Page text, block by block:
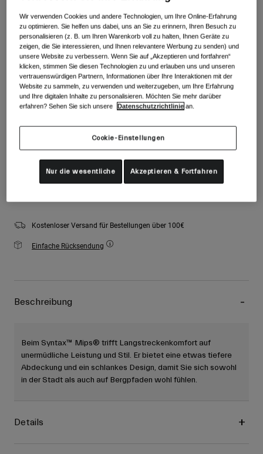
Goggles
Handschuhe
Ersatzteile
Alle anzeigen
Alle anzeigen
Verwendungszweck
All Mountain
Backcountry
Alle anzeigen
Farben -Stein
Größe Größentabelle
S M L
Zum Warenkorb hinzufügen
Kostenloser Versand für Bestellungen über 100€
Einfache Rücksendung
Beschreibung
Beim Syntax™ Mips® trifft Langstreckenkomfort auf
unermüdliche Leistung und Stil. Er bietet eine etwas tiefere
Abdeckung und ein schlankes Design, damit Sie sich sowohl
in der Stadt als auch auf Bergpfaden wohl fühlen.
Details
Wir verwenden Cookies und andere Technologien, um Ihre Online-Erfahrung
zu optimieren. Sie helfen uns dabei, uns an Sie zu erinnern, Ihren Besuch zu
personalisieren (z. B. um Ihren Warenkorb voll zu halten, Ihnen Geräte zu
zeigen, die Sie interessieren, und Ihnen relevantere Werbung zu senden) und
unsere Website zu verbessern. Wenn Sie auf „Akzeptieren und fortfahren“
klicken, stimmen Sie diesen Technologien zu und erlauben uns und unseren
vertrauenswürdigen Partnern, Informationen über Ihre Interaktionen mit der
Website zu sammeln, zu verwenden und weiterzugeben, um Ihre Erfahrung
und Ihre digitalen Inhalte zu personalisieren. Möchten Sie mehr darüber
erfahren? Sehen Sie sich unsere
Datenschutzrichtlinie an.
Cookie-Einstellungen
Nur die wesentliche Akzeptieren & Fortfahren